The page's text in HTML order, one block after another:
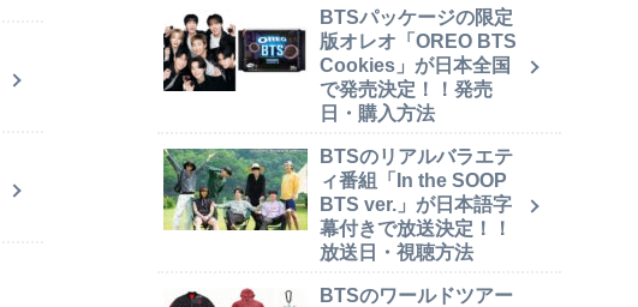
BTSパッケージの限定
版オレオ「OREO BTS
Cookies」が日本全国
で発売決定！！発売
日・購入方法
BTSのリアルバラエテ
ィ番組「In the SOOP
BTS ver.」が日本語字
幕付きで放送決定！！
放送日・視聴方法
BTSのワールドツアー